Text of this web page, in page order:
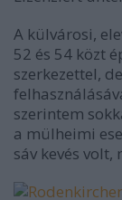
A külvárosi,
52 és 54 közt
szerkezettel,
szerintem
a mülheimi
sáv kevés